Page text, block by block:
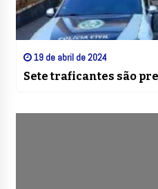
19 de abril de 2024
Sete traficantes são